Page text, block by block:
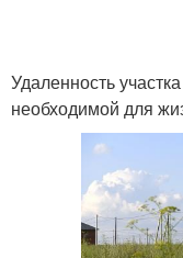
Удаленность
необходимой для